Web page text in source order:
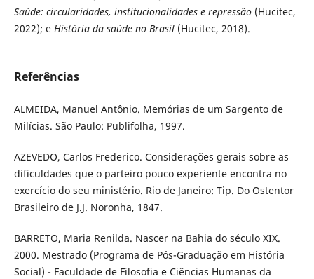
Saúde: circularidades, institucionalidades e repressão(Hucitec,
2022); e História da saúde no Brasil(Hucitec, 2018).
Referências
ALMEIDA, Manuel Antônio. Memórias de um Sargento de
Milícias. São Paulo: Publifolha, 1997.
AZEVEDO, Carlos Frederico. Considerações gerais sobre as
dificuldades que o parteiro pouco experiente encontra no
exercício do seu ministério. Rio de Janeiro: Tip. Do Ostentor
Brasileiro de J.J. Noronha, 1847.
BARRETO, Maria Renilda. Nascer na Bahia do século XIX.
2000. Mestrado (Programa de Pós-Graduação em História
Social) - Faculdade de Filosofia e Ciências Humanas da